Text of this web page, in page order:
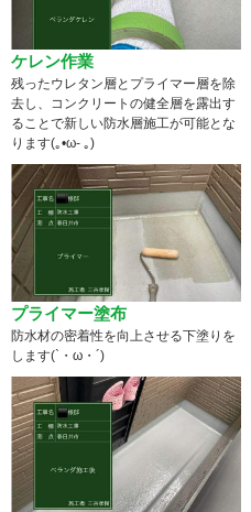
ケレン作業
残ったウレタン層とプライマー層を除
去し、コンクリートの健全層を露出す
ることで新しい防水層施工が可能とな
ります(｡•ω- ｡)
プライマー塗布
防水材の密着性を向上させる下塗りを
します(`・ω・´)